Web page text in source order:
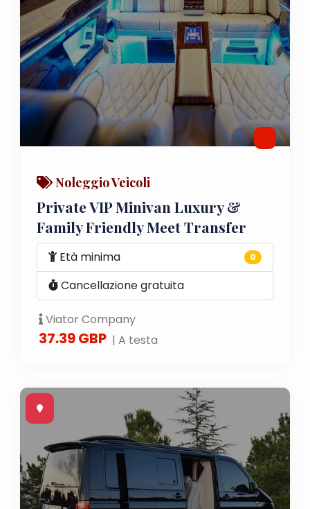
Noleggio Veicoli
Private VIP Minivan Luxury &
Family Friendly Meet Transfer
Età minima 0
Cancellazione gratuita
Viator Company
37.39 GBP | A testa